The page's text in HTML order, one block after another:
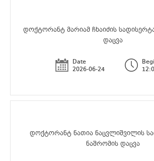
დოქტორანტ მარიამ ჩხაიძის
დაცვა
Date
2026-06-24
დოქტორანტ ნათია ნაცვლიშვილის
ნაშრომის დაცვა